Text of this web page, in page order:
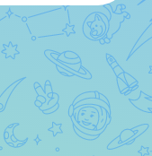
других
🎁